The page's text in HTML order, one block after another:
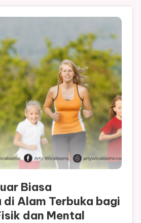
Biasa
Alam Terbuka bagi
dan Mental